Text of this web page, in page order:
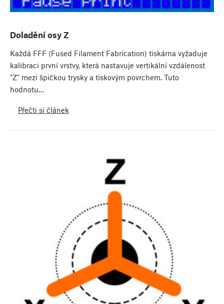
Doladění osy Z
Každá FFF (Fused Filament Fabrication) tiskárna vyžaduje
kalibraci první vrstvy, která nastavuje vertikální vzdálenost
"Z" mezi špičkou trysky a tiskovým povrchem. Tuto
hodnotu…
Přečti si článek